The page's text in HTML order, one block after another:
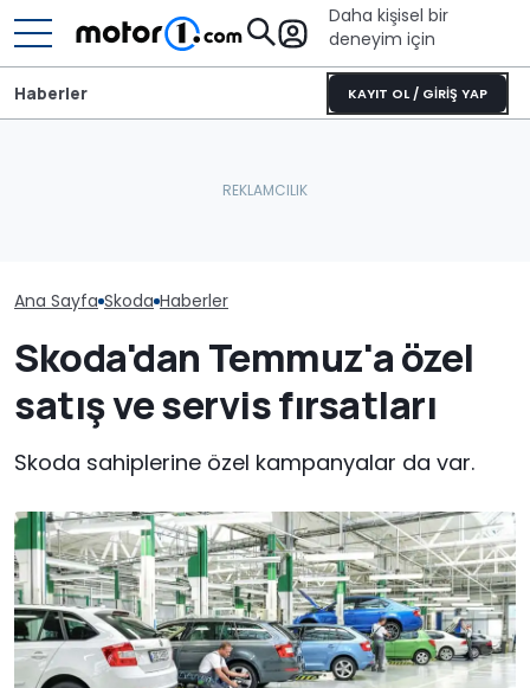
Daha kişisel bir
deneyim için
KAYIT OL / GİRİŞ YAP
Haberler
Ana Sayfa Skoda Haberler
Skoda'dan Temmuz'a özel
satış ve servis fırsatları
Skoda sahiplerine özel kampanyalar da var.